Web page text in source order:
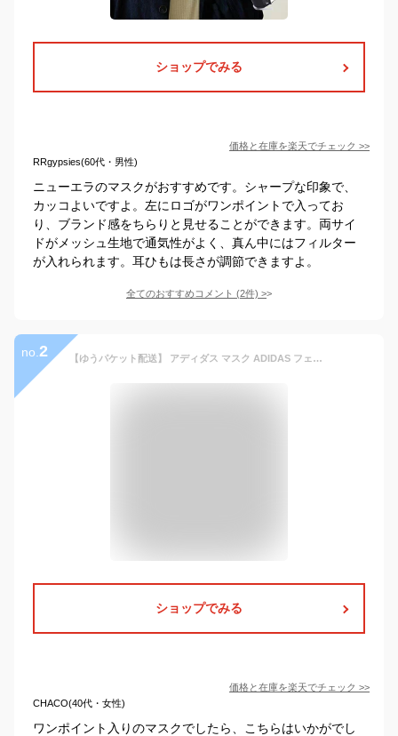
ショップでみる
価格と在庫を楽天でチェック >>
RRgypsies(60代・男性)
ニューエラのマスクがおすすめです。シャープな印象で、
カッコよいですよ。左にロゴがワンポイントで入ってお
り、ブランド感をちらりと見せることができます。両サイ
ドがメッシュ生地で通気性がよく、真ん中にはフィルター
が入れられます。耳ひもは長さが調節できますよ。
全てのおすすめコメント (2件) >
no. 2 【ゆうパケット配送】 アディダス マスク ADIDAS フェイスカバー 3パック メンズ レディース キッズ ブラック 黒 ホワイト 白 FACE COVER 3PACK H08837 H13185 H34588 H34578 H18815 H52419 HB7858 HB7852 シンプル ワンポイント|sale|
ショップでみる
価格と在庫を楽天でチェック >>
CHACO(40代・女性)
ワンポイント入りのマスクでしたら、こちらはいかがでし